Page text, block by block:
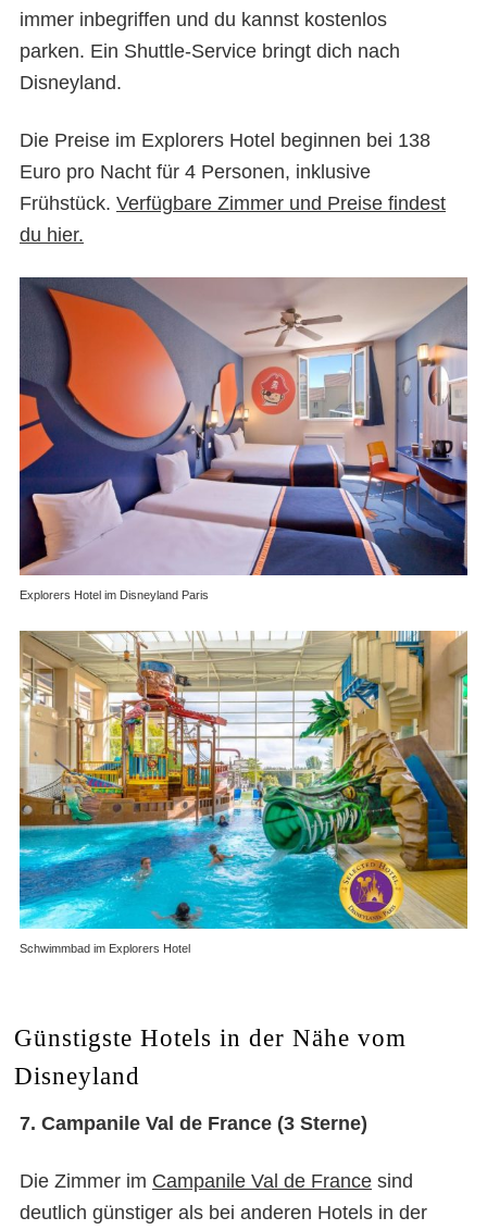
immer inbegriffen und du kannst kostenlos
parken. Ein Shuttle-Service bringt dich nach
Disneyland.
Die Preise im Explorers Hotel beginnen bei 138
Euro pro Nacht für 4 Personen, inklusive
Frühstück. Verfügbare Zimmer und Preise findest
du hier.
Explorers Hotel im Disneyland Paris
Schwimmbad im Explorers Hotel
Günstigste Hotels in der Nähe vom
Disneyland
7. Campanile Val de France (3 Sterne)
Die Zimmer im Campanile Val de France sind
deutlich günstiger als bei anderen Hotels in der